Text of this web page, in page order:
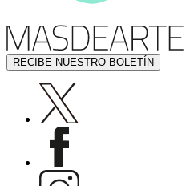
RECIBE NUESTRO BOLETÍN